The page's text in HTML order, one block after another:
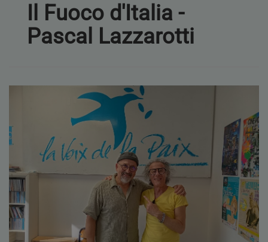
Il Fuoco d'Italia -
Pascal Lazzarotti